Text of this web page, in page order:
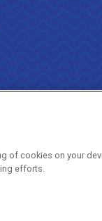
of cookies on your
efforts.